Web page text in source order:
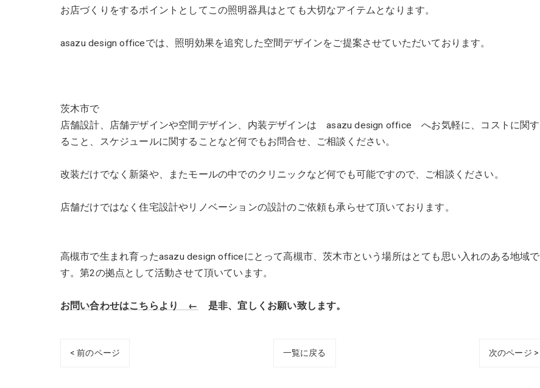
お店づくりをするポイントとしてこの照明器具はとても大切なアイテムとなります。
asazu design officeでは、照明効果を追究した空間デザインをご提案させていただいております。
茨木市で
店舗設計、店舗デザインや空間デザイン、内装デザインは asazu design office へお気軽に、コストに関す
ること、スケジュールに関することなど何でもお問合せ、ご相談ください。
改装だけでなく新築や、またモールの中でのクリニックなど何でも可能ですので、ご相談ください。
店舗だけではなく住宅設計やリノベーションの設計のご依頼も承らせて頂いております。
高槻市で生まれ育ったasazu design officeにとって高槻市、茨木市という場所はとても思い入れのある地域で
す。第2の拠点として活動させて頂いています。
お問い合わせはこちらより ← 是非、宜しくお願い致します。
< 前のページ 一覧に戻る 次のページ >